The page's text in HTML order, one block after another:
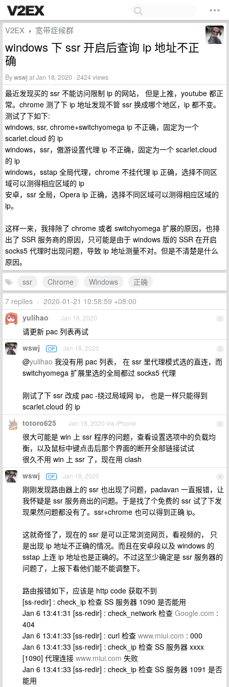
V2EX › 宽带症候群
windows 下 ssr 开启后查询 ip 地址不正
确
Bywswj at Jan 18, 2020 · 2424 views
最近发现买的 ssr 不能访问限制 ip 的网站， 但是上推，youtube 都正
常。chrome 测了下 ip 地址发现不管 ssr 换成哪个地区，ip 都不变。
测试了下如下:
windows, ssr, chrome+switchyomega ip 不正确，固定为一个
scarlet.cloud 的 ip
windows，ssr，傲游设置代理 ip 不正确，固定为一个 scarlet.cloud
的 ip
windows，sstap 全局代理，chrome 不挂代理 ip 正确，选择不同区
域可以测得相应区域的 ip
安卓，ssr 全局，Opera ip 正确，选择不同区域可以测得相应区域的
ip。
这样一来，我排除了 chrome 或者 switchyomega 扩展的原因，也排
出了 SSR 服务商的原因，只可能是由于 windows 版的 SSR 在开启
socks5 代理时出现问题，导致 ip 地址测量不对。但是不清楚是什么
原因。
ssr
Chrome Windows
正确
7 replies • 2020-01-21 10:58:59 +08:00
1
yulihao Jan 18, 2020
请更新 pac 列表再试
2
wswj OP Jan 18, 2020
@yulihao 我没有用 pac 列表， 在 ssr 里代理模式选的直连，而
switchyomega 扩展里选的全局都过 socks5 代理
刚试了下 ssr 改成 pac -绕过局域网 ip， 也是一样只能得到
scarlet.cloud 的 ip
3
totoro625 Jan 18, 2020 via iPhone
很大可能是 win 上 ssr 程序的问题，查看设置选项中的负载均
衡，以及鼠标中键点击后那个界面的断开全部链接试试
很久不用 win 上 ssr 了，现在用 clash
4
wswj OP Jan 18, 2020
刚刚发现路由器上的 ssr 也出现了问题，padavan 一直报错，让
我怀疑是 ssr 服务商出的问题。于是找了个免费的 ssr 试了下发
现果然问题都没有了。ssr+chrome 也可以得到正确 ip。
这就奇怪了，现在的 ssr 是可以正常浏览网页，看视频的， 只
是出现 ip 地址不正确的情况。而且在安卓段以及 windows 的
sstap 上连 ip 地址也是正确的。不过这至少确定是 ssr 服务器的
问题了，上报下看他们能不能调整下。
路由报错如下，应该是 http code 获取不到
[ss-redir] : check_ip 检查 SS 服务器 1090 是否能用
Jan 6 13:41:31 [ss-redir] : check_network 检查 Google.com :
404
Jan 6 13:41:33 [ss-redir] : curl 检查 www.miui.com : 000
Jan 6 13:41:33 [ss-redir] : check_ip 检查 SS 服务器 xxxx
[1090] 代理连接 www.miui.com 失败
Jan 6 13:41:33 [ss-redir] : check_ip 检查 SS 服务器 1091 是否
能用